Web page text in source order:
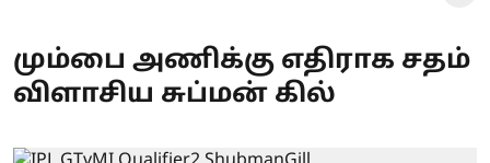
மும்பை அணிக்கு எதிராக சதம்
விளாசிய சுப்மன் கில்